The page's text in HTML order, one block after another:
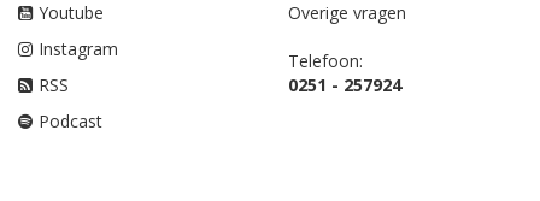
Youtube
Instagram
RSS
Podcast
Overige vragen
Telefoon:
0251 - 257924